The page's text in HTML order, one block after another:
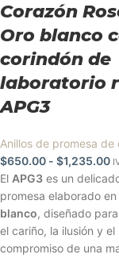
Corazón
Oro blanco
corindón de
laboratorio
APG3
Anillos de promesa de
$650.00 - $1,235.00
El APG3 es un
promesa elaborado en
blanco, diseñado
el cariño, la ilusión y el
compromiso de una